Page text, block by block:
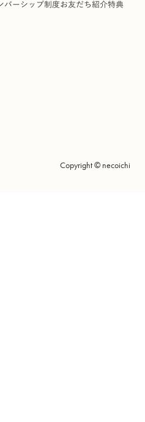
バーシップ制度お友だち紹介特典
Copyright © necoichi